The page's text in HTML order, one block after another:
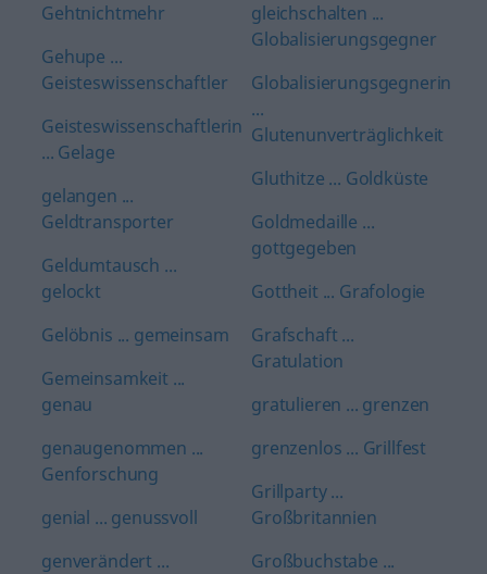
Gehtnichtmehr
Gehupe ...
Geisteswissenschaftler
Geisteswissenschaftlerin
... Gelage
gelangen ...
Geldtransporter
Geldumtausch ...
gelockt
Gelöbnis ... gemeinsam
Gemeinsamkeit ...
genau
genaugenommen ...
Genforschung
genial ... genussvoll
genverändert ...
gleichschalten ...
Globalisierungsgegner
Globalisierungsgegnerin
...
Glutenunverträglichkeit
Gluthitze ... Goldküste
Goldmedaille ...
gottgegeben
Gottheit ... Grafologie
Grafschaft ...
Gratulation
gratulieren ... grenzen
grenzenlos ... Grillfest
Grillparty ...
Großbritannien
Großbuchstabe ...